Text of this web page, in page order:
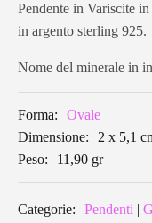
Pendente in Variscite
in argento sterling 925.
Nome del minerale in
Forma:
Ovale
Dimensione:
2 x 5,1
Peso:
11,90 gr
Categorie: Pendenti